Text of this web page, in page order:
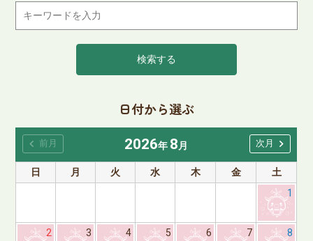
日付から選ぶ
2026年8月
日
月 火 水 木 金
土
1
2 3 4 5 6 7 8
chevron_left 前月 次月 chevron_right
検索する